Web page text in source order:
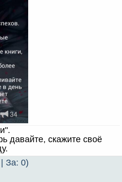
давайте, скажите своё
За: 0)